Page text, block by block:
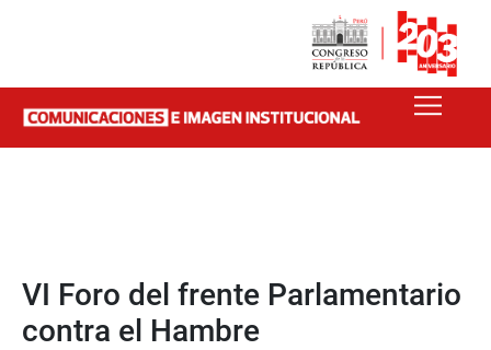
VI Foro del frente Parlamentario
contra el Hambre